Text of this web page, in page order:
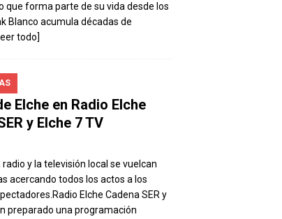
que forma parte de su vida desde los
Blanco acumula décadas de
todo]
Elche en Radio Elche
y Elche 7 TV
radio y la televisión local se vuelcan
acercando todos los actos a los
Elche Cadena SER y
preparado una programación